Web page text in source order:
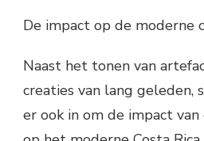
De impact op de moderne
Naast het tonen van
creaties van lang geleden,
er ook in om de impact